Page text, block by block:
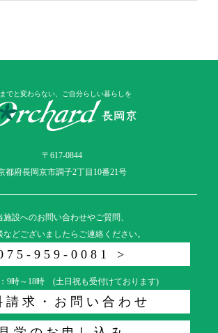
でと変わらない、ご自分らしい暮らしを
〒617-0844
都府長岡京市調子2丁目10番21号
施設へのお問い合わせやご質問、
などございましたらご連絡ください。
959-0081 >
9時～18時 (土日祝も受付けております)
請求・お問い合わせ